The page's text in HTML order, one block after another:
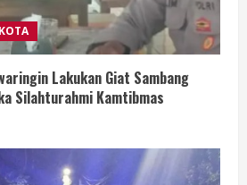
Lakukan Giat Sambang
Silahturahmi Kamtibmas